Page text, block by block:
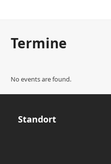
Termine
No events are found.
Standort